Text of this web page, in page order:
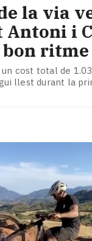
la via
Antoni i
bon ritme
cost total de
llest durant la